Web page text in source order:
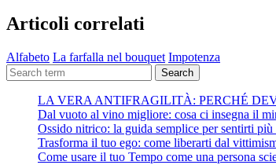
Articoli correlati
Alfabeto La farfalla nel bouquet Impotenza
Search
LA VERA ANTIFRAGILITÀ: PERCHÉ
Dal vuoto al vino migliore: cosa ci insegna il
Ossido nitrico: la guida semplice per sentirti
Trasforma il tuo ego: come liberarti dal
Come usare il tuo Tempo come una persona